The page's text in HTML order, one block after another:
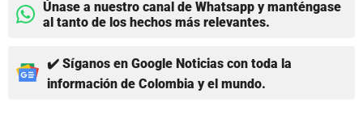
Únase a nuestro canal de Whatsapp y manténgase
al tanto de los hechos más relevantes.
✔️ Síganos en Google Noticias con toda la
información de Colombia y el mundo.